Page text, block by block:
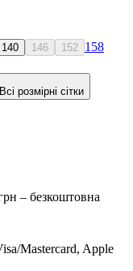
140 146 152 158
Всі розмірні сітки
– безкоштовна
Mastercard, Apple